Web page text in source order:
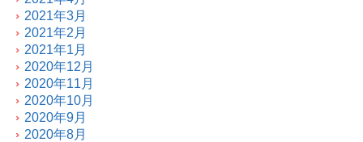
2021年3月
2021年2月
2021年1月
2020年12月
2020年11月
2020年10月
2020年9月
2020年8月